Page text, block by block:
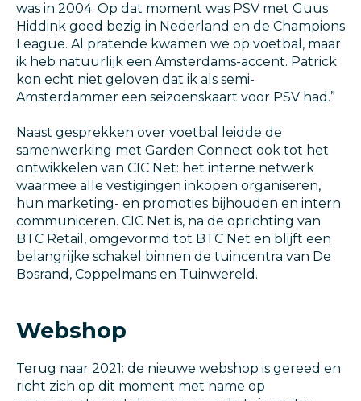
was in 2004. Op dat moment was PSV met Guus
Hiddink goed bezig in Nederland en de Champions
League. Al pratende kwamen we op voetbal, maar
ik heb natuurlijk een Amsterdams-accent. Patrick
kon echt niet geloven dat ik als semi-
Amsterdammer een seizoenskaart voor PSV had.”
Naast gesprekken over voetbal leidde de
samenwerking met Garden Connect ook tot het
ontwikkelen van CIC Net: het interne netwerk
waarmee alle vestigingen inkopen organiseren,
hun marketing- en promoties bijhouden en intern
communiceren. CIC Net is, na de oprichting van
BTC Retail, omgevormd tot BTC Net en blijft een
belangrijke schakel binnen de tuincentra van De
Bosrand, Coppelmans en Tuinwereld.
Webshop
Terug naar 2021: de nieuwe webshop is gereed en
richt zich op dit moment met name op